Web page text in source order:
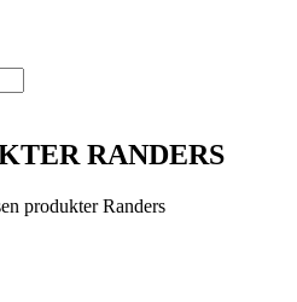
RANDERS
produkter Randers